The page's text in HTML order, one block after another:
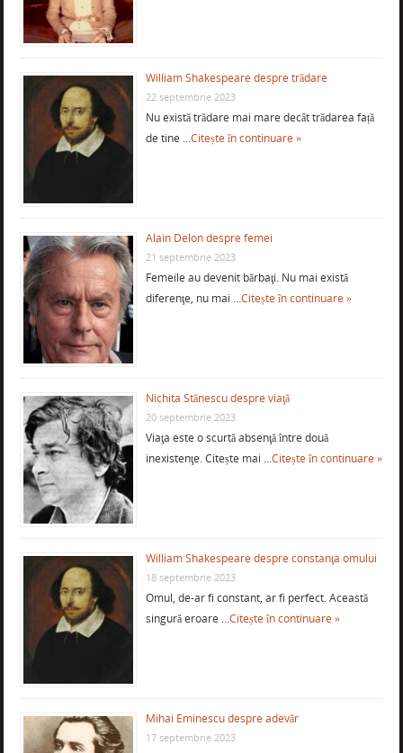
William Shakespeare despre trădare
22 septembrie 2023
Nu există trădare mai mare decât trădarea față
de tine …Citește în continuare »
Alain Delon despre femei
21 septembrie 2023
Femeile au devenit bărbaţi. Nu mai există
diferenţe, nu mai …Citește în continuare »
Nichita Stănescu despre viaţă
20 septembrie 2023
Viaţa este o scurtă absenţă între două
inexistenţe. Citește mai …Citește în continuare »
William Shakespeare despre constanţa omului
18 septembrie 2023
Omul, de-ar fi constant, ar fi perfect. Această
singură eroare …Citește în continuare »
Mihai Eminescu despre adevăr
17 septembrie 2023